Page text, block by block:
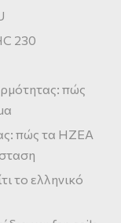
230
πώς
πώς τα HZEA
το ελληνικό